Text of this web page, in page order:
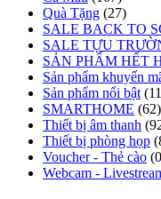
Quà Tặng (27)
SALE BACK TO
SALE TỰU
SẢN PHẨM HẾT
Sản phẩm khuyến
Sản phẩm nổi bật
SMARTHOME (62)
Thiết bị âm thanh
Thiết bị phòng họp
Voucher - Thẻ cào
Webcam -